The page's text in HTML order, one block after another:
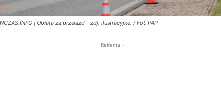
NCZAS.INFO | Opłata za przejazd - zdj. ilustracyjne. / Fot. PAP
- Reklama -